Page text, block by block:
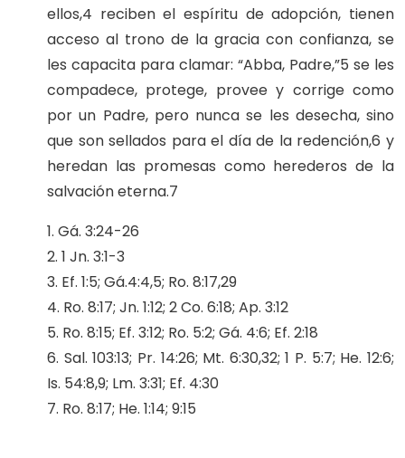
ellos,4 reciben el espíritu de adopción, tienen
acceso al trono de la gracia con confianza, se
les capacita para clamar: “Abba, Padre,”5 se les
compadece, protege, provee y corrige como
por un Padre, pero nunca se les desecha, sino
que son sellados para el día de la redención,6 y
heredan las promesas como herederos de la
salvación eterna.7
1. Gá. 3:24-26
2. 1 Jn. 3:1-3
3. Ef. 1:5; Gá.4:4,5; Ro. 8:17,29
4. Ro. 8:17; Jn. 1:12; 2 Co. 6:18; Ap. 3:12
5. Ro. 8:15; Ef. 3:12; Ro. 5:2; Gá. 4:6; Ef. 2:18
6. Sal. 103:13; Pr. 14:26; Mt. 6:30,32; 1 P. 5:7; He. 12:6;
Is. 54:8,9; Lm. 3:31; Ef. 4:30
7. Ro. 8:17; He. 1:14; 9:15